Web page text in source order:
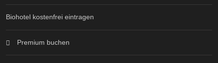
Biohotel kostenfrei eintragen
Premium buchen